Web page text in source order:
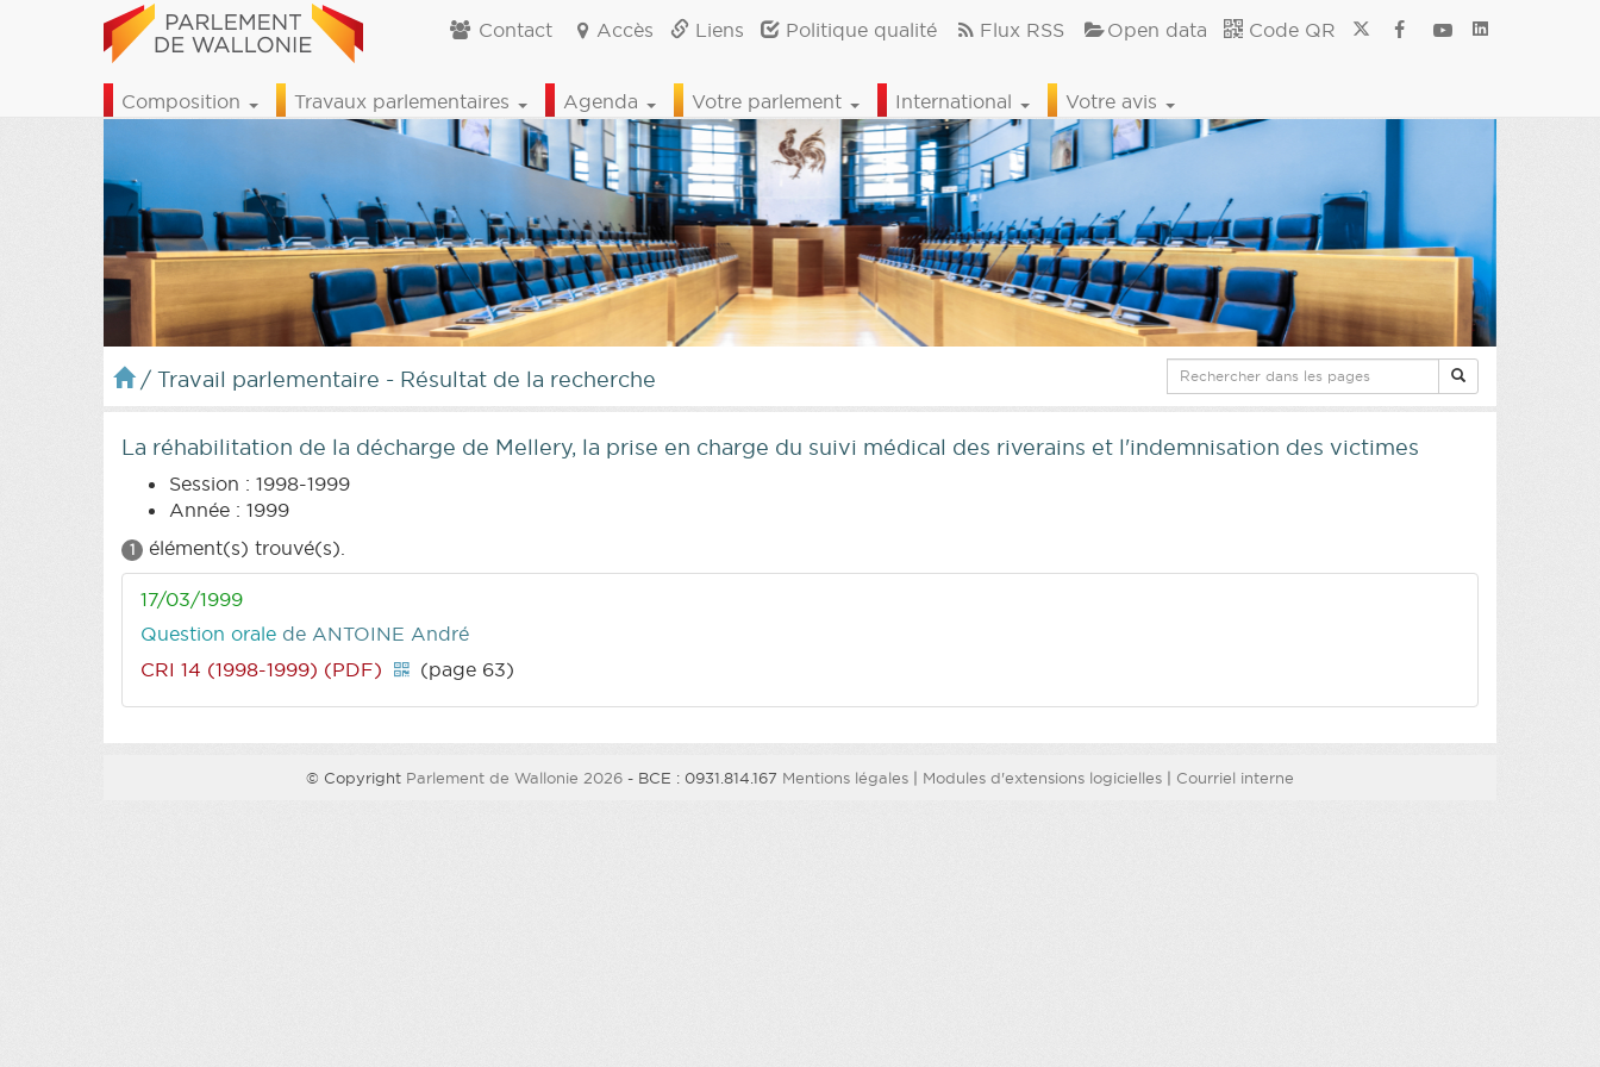
Contact Accès Liens Politique qualité Flux RSS Open data Code QR
Composition Travaux parlementaires Agenda Votre parlement International Votre avis
/ Travail parlementaire - Résultat de la recherche
La réhabilitation de la décharge de Mellery, la prise en charge du suivi médical des riverains et l'indemnisation des victimes
Session : 1998-1999
Année : 1999
1 élément(s) trouvé(s).
17/03/1999
Question orale de ANTOINE André
CRI 14 (1998-1999) (PDF)
(page 63)
© Copyright Parlement de Wallonie 2026 - BCE : 0931.814.167 Mentions légales | Modules d'extensions logicielles | Courriel interne